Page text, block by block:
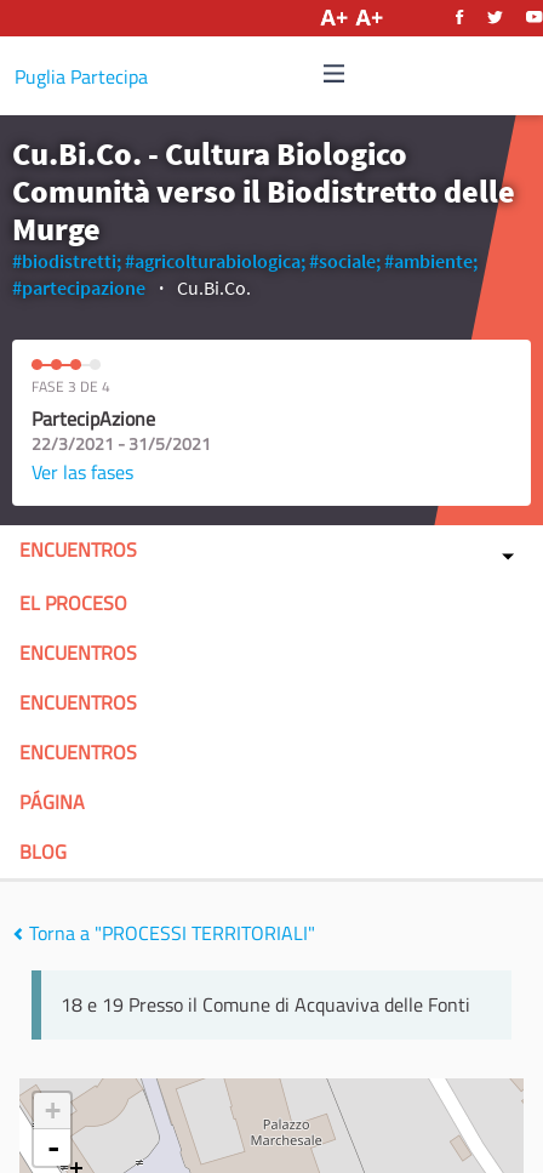
Puglia Partecipa
Cu.Bi.Co. - Cultura Biologico
Comunità verso il Biodistretto delle
Murge
#biodistretti;#agricolturabiologica;#sociale;#ambiente;
#partecipazione
Cu.Bi.Co.
FASE 3 DE 4
PartecipAzione
22/3/2021 - 31/5/2021
Ver las fases
ENCUENTROS
EL PROCESO
ENCUENTROS
ENCUENTROS
ENCUENTROS
PÁGINA
BLOG
Torna a "PROCESSI TERRITORIALI"
18 e 19 Presso il Comune di Acquaviva delle Fonti
+
-